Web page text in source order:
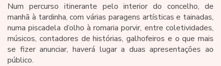
Num percurso itinerante pelo interior do concelho, de
manhã à tardinha, com várias paragens artísticas e tainadas,
numa piscadela d’olho à romaria porvir, entre coletividades,
músicos, contadores de histórias, galhofeiros e o que mais
se fizer anunciar, haverá lugar a duas apresentações ao
público.